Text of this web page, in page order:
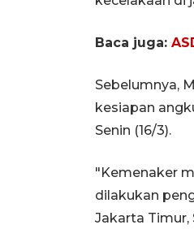
Baca juga:
Sebelumnya,
kesiapan
Senin (16/3).
"Kemenaker
dilakukan
Jakarta Timur,